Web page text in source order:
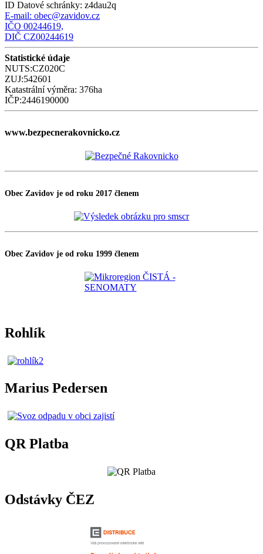
ID Datové schránky: z4dau2q
E-mail: obec@zavidov.cz
IČO 00244619,
DIČ CZ00244619
Statistické údaje
NUTS:CZ020C
ZUJ:542601
Katastrální výměra: 376ha
IČP:2446190000
www.bezpecnerakovnicko.cz
Obec Zavidov je od roku 2017 členem
Obec Zavidov je od roku 1999 členem
Rohlík
Marius Pedersen
QR Platba
Odstávky ČEZ